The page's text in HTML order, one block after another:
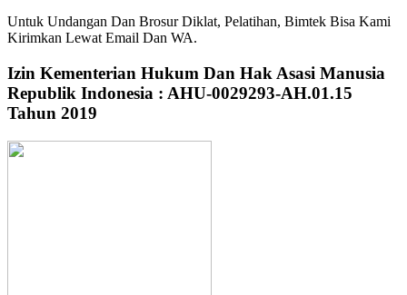
Untuk Undangan Dan Brosur Diklat, Pelatihan, Bimtek Bisa Kami
Kirimkan Lewat Email Dan WA.
Izin Kementerian Hukum Dan Hak Asasi Manusia
Republik Indonesia : AHU-0029293-AH.01.15
Tahun 2019